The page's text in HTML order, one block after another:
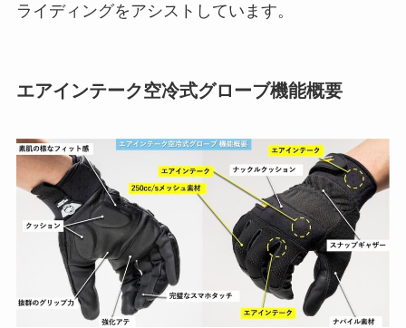
ライディングをアシストしています。
エアインテーク空冷式グローブ機能概要